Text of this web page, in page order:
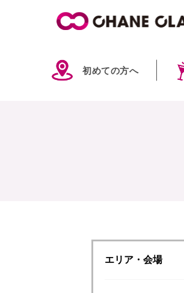
初めての方へ
エリア・会場